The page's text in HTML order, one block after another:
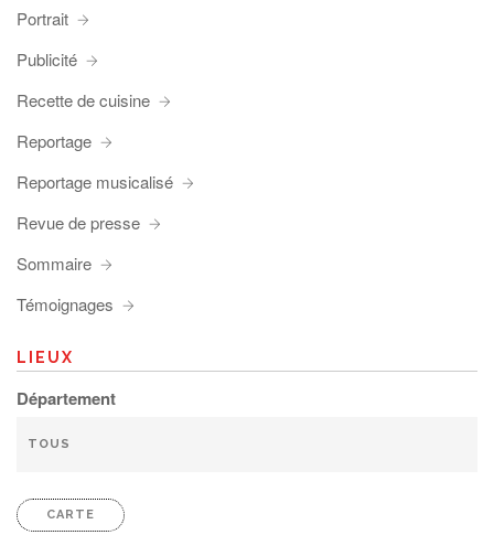
Portrait
Publicité
Recette de cuisine
Reportage
Reportage musicalisé
Revue de presse
Sommaire
Témoignages
LIEUX
Département
CARTE